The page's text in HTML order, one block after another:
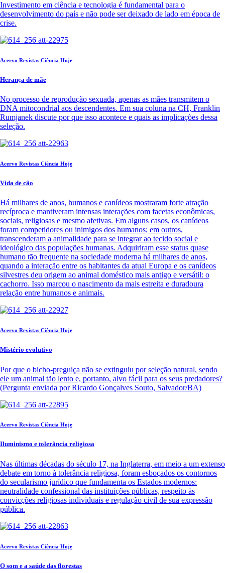
Investimento em ciência e tecnologia é fundamental para o
desenvolvimento do país e não pode ser deixado de lado em época de
crise.
Acervo Revistas Ciência Hoje
Herança de mãe
No processo de reprodução sexuada, apenas as mães transmitem o
DNA mitocondrial aos descendentes. Em sua coluna na CH, Franklin
Rumjanek discute por que isso acontece e quais as implicações dessa
seleção.
Acervo Revistas Ciência Hoje
Vida de cão
Há milhares de anos, humanos e canídeos mostraram forte atração
recíproca e mantiveram intensas interações com facetas econômicas,
sociais, religiosas e mesmo afetivas. Em alguns casos, os canídeos
foram competidores ou inimigos dos humanos; em outros,
transcenderam a animalidade para se integrar ao tecido social e
ideológico das populações humanas. Adquiriram esse status quase
humano tão frequente na sociedade moderna há milhares de anos,
quando a interação entre os habitantes da atual Europa e os canídeos
silvestres deu origem ao animal doméstico mais antigo e versátil: o
cachorro. Isso marcou o nascimento da mais estreita e duradoura
relação entre humanos e animais.
Acervo Revistas Ciência Hoje
Mistério evolutivo
Por que o bicho-preguiça não se extinguiu por seleção natural, sendo
ele um animal tão lento e, portanto, alvo fácil para os seus predadores?
(Pergunta enviada por Ricardo Gonçalves Souto, Salvador/BA)
Acervo Revistas Ciência Hoje
Iluminismo e tolerância religiosa
Nas últimas décadas do século 17, na Inglaterra, em meio a um extenso
debate em torno à tolerância religiosa, foram esboçados os contornos
do secularismo jurídico que fundamenta os Estados modernos:
neutralidade confessional das instituições públicas, respeito às
convicções religiosas individuais e regulação civil de sua expressão
pública.
Acervo Revistas Ciência Hoje
O som e a saúde das florestas